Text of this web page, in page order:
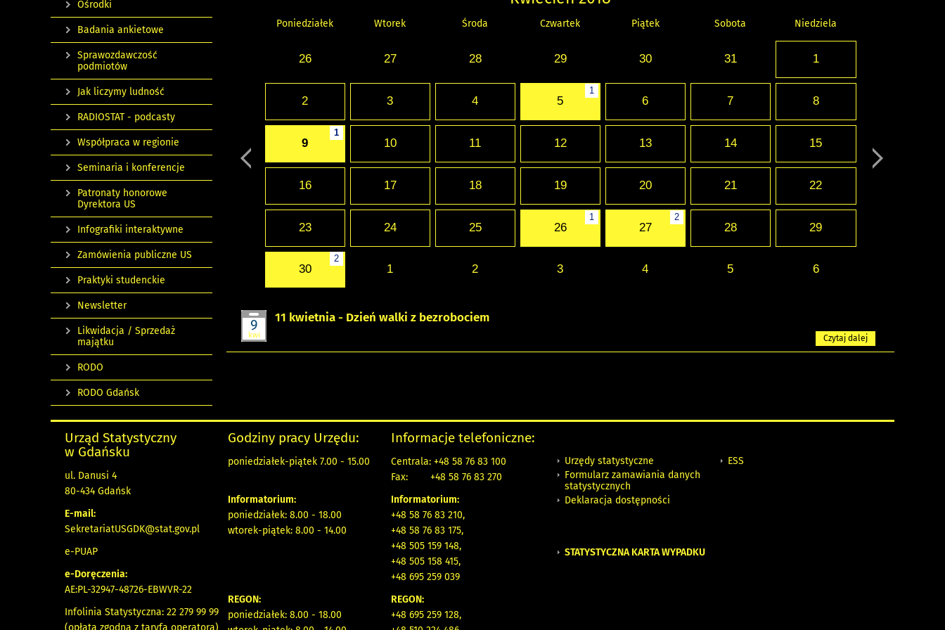
Poniedziałek Wtorek Środa Czwartek Piątek Sobota Niedziela
26 27 28 29 30 31 1
2 3 4
1
5 6 7 8
1
9 10 11 12 13 14 15
16 17 18 19 20 21 22
23 24 25
1
26
2
27 28 29
2
30 1 2 3 4 5 6
9
kwi
11 kwietnia - Dzień walki z bezrobociem
Czytaj dalej
Ośrodki
Badania ankietowe
Sprawozdawczość
podmiotów
Jak liczymy ludność
RADIOSTAT - podcasty
Współpraca w regionie
Seminaria i konferencje
Patronaty honorowe
Dyrektora US
Infografiki interaktywne
Zamówienia publiczne US
Praktyki studenckie
Newsletter
Likwidacja / Sprzedaż
majątku
RODO
RODO Gdańsk
Urząd Statystyczny
w Gdańsku
ul. Danusi 4
80-434 Gdańsk
E-mail:
SekretariatUSGDK@stat.gov.pl
e-PUAP
e-Doręczenia:
AE:PL-32947-48726-EBWVR-22
Infolinia Statystyczna: 22 279 99 99
(opłata zgodna z taryfą operatora)
Godziny pracy Urzędu:
poniedziałek-piątek 7.00 - 15.00
Informatorium:
poniedziałek: 8.00 - 18.00
wtorek-piątek: 8.00 - 14.00
REGON:
poniedziałek: 8.00 - 18.00
Informacje telefoniczne:
Centrala: +48 58 76 83 100
Fax:
+48 58 76 83 270
Informatorium:
+48 58 76 83 210,
+48 58 76 83 175,
+48 505 159 148,
+48 505 158 415,
+48 695 259 039
REGON:
+48 695 259 128,
Urzędy statystyczne
Formularz zamawiania danych
statystycznych
Deklaracja dostępności
STATYSTYCZNA KARTA WYPADKU
ESS